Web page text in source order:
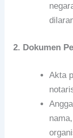
2. Dokumen
Akta